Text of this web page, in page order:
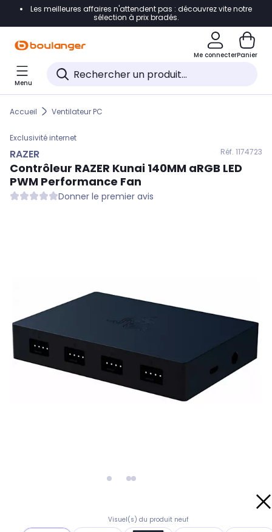
Accéder directement à la navigation
Accéder directement au pied de page
Accéder directement au chatbot
Les meilleures affaires n'attendent pas : découvrez vite notre
sélection à prix bradés.
Me connecterPanier
Menu
Accueil Ventilateur PC
Exclusivité internet
RAZER Réf. 1174723
Contrôleur RAZER Kunai 140MM aRGB LED
PWM Performance Fan
Donner le premier avis
Visuel(s) du produit neuf